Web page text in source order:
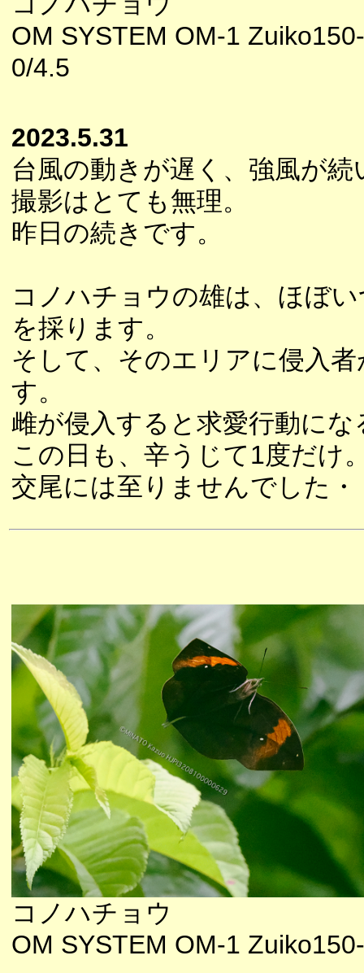
OM SYSTEM OM-1
0/4.5
2023.5.31
台風の動きが遅く、強風が
撮影はとても無理。
昨日の続きです。
コノハチョウの雄は、ほぼ
を採ります。
そして、そのエリアに侵入
す。
雌が侵入すると求愛行動に
この日も、辛うじて1度だけ
交尾には至りませんでした・
コノハチョウ
OM SYSTEM OM-1